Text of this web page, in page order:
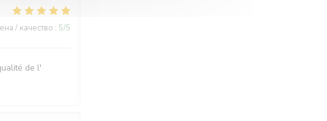
/ качество : 5/5
de l'